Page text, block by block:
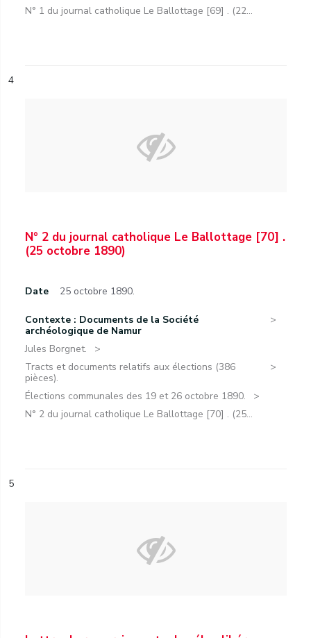
N° 1 du journal catholique Le Ballottage [69] . (22...
4
N° 2 du journal catholique Le Ballottage [70] .
(25 octobre 1890)
Date 25 octobre 1890.
Contexte : Documents de la Société
archéologique de Namur
Jules Borgnet.
Tracts et documents relatifs aux élections (386
pièces).
Élections communales des 19 et 26 octobre 1890.
N° 2 du journal catholique Le Ballottage [70] . (25...
5